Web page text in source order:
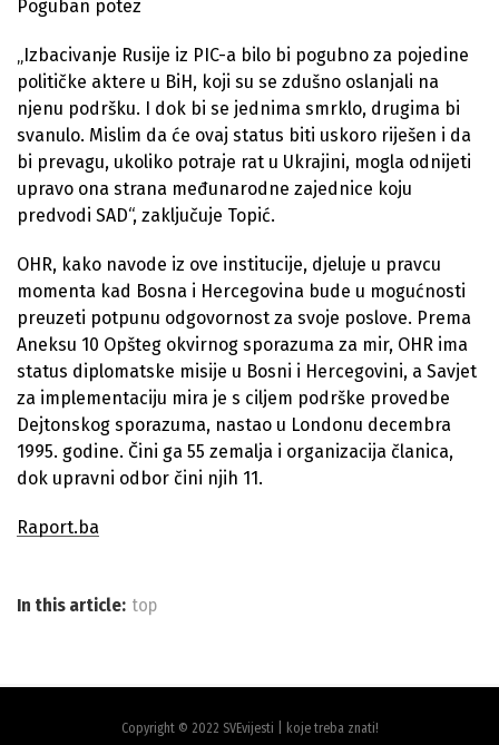
Poguban potez
„Izbacivanje Rusije iz PIC-a bilo bi pogubno za pojedine
političke aktere u BiH, koji su se zdušno oslanjali na
njenu podršku. I dok bi se jednima smrklo, drugima bi
svanulo. Mislim da će ovaj status biti uskoro riješen i da
bi prevagu, ukoliko potraje rat u Ukrajini, mogla odnijeti
upravo ona strana međunarodne zajednice koju
predvodi SAD“, zaključuje Topić.
OHR, kako navode iz ove institucije, djeluje u pravcu
momenta kad Bosna i Hercegovina bude u mogućnosti
preuzeti potpunu odgovornost za svoje poslove. Prema
Aneksu 10 Opšteg okvirnog sporazuma za mir, OHR ima
status diplomatske misije u Bosni i Hercegovini, a Savjet
za implementaciju mira je s ciljem podrške provedbe
Dejtonskog sporazuma, nastao u Londonu decembra
1995. godine. Čini ga 55 zemalja i organizacija članica,
dok upravni odbor čini njih 11.
Raport.ba
In this article: top
Copyright © 2022 SVEvijesti | koje treba znati!